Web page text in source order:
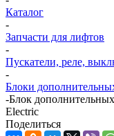
Каталог
-
Запчасти для лифтов
-
Пускатели, реле,
-
Блоки
-Блок
Electric
Поделиться